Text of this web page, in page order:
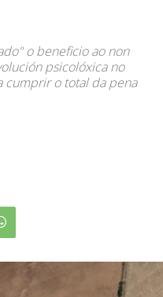
o beneficio ao non
psicolóxica no
cumprir o total da pena